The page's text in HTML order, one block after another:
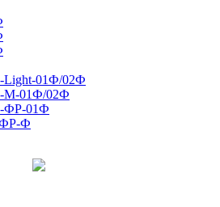
01Ф/02Ф
М-01Ф/02Ф
ФР-01Ф
ФР-Ф